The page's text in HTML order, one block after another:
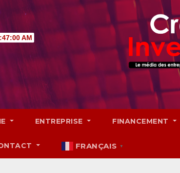
AM
ENTREPRISE FINANCEMENT
FRANÇAIS ▼